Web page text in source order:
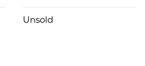
títulos: John
Unsold